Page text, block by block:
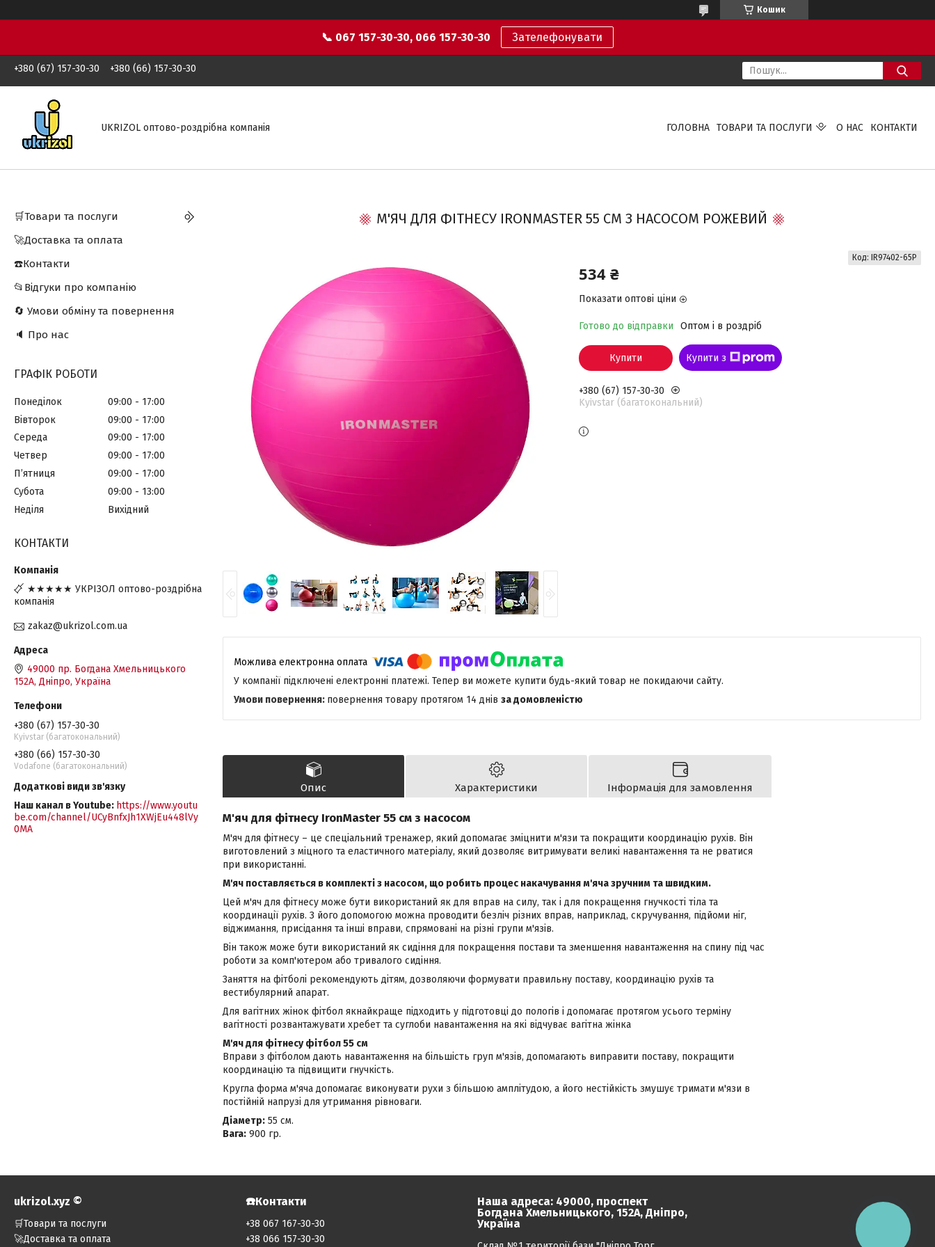
Кошик
📞 067 157-30-30, 066 157-30-30 Зателефонувати
+380 (67) 157-30-30 +380 (66) 157-30-30
UKRIZOL оптово-роздрібна компанія ГОЛОВНА ТОВАРИ ТА ПОСЛУГИ О НАС КОНТАКТИ
М'ЯЧ ДЛЯ ФІТНЕСУ IRONMASTER 55 СМ З НАСОСОМ РОЖЕВИЙ
534 ₴
Показати оптові ціни
Готово до відправки Оптом і в роздріб
Код: IR97402-65Р
Купити Купити з
+380 (67) 157-30-30
Kyivstar (багатокональний)
У компанії підключені електронні платежі. Тепер ви можете купити будь-який товар не покидаючи сайту.
повернення товару протягом 14 днів за домовленістю
Опис Характеристики Інформація для замовлення
М'яч для фітнесу IronMaster 55 см з насосом
М'яч для фітнесу – це спеціальний тренажер, який допомагає зміцнити м'язи та покращити координацію рухів. Він
виготовлений з міцного та еластичного матеріалу, який дозволяє витримувати великі навантаження та не рватися
при використанні.
М'яч поставляється в комплекті з насосом, що робить процес накачування м'яча зручним та швидким.
Цей м'яч для фітнесу може бути використаний як для вправ на силу, так і для покращення гнучкості тіла та
координації рухів. З його допомогою можна проводити безліч різних вправ, наприклад, скручування, підйоми ніг,
віджимання, присідання та інші вправи, спрямовані на різні групи м'язів.
Він також може бути використаний як сидіння для покращення постави та зменшення навантаження на спину під час
роботи за комп'ютером або тривалого сидіння.
Заняття на фітболі рекомендують дітям, дозволяючи формувати правильну поставу, координацію рухів та
вестибулярний апарат.
Для вагітних жінок фітбол якнайкраще підходить у підготовці до пологів і допомагає протягом усього терміну
вагітності розвантажувати хребет та суглоби навантаження на які відчуває вагітна жінка
М'яч для фітнесу фітбол 55 см
Вправи з фітболом дають навантаження на більшість груп м'язів, допомагають виправити поставу, покращити
координацію та підвищити гнучкість.
Кругла форма м'яча допомагає виконувати рухи з більшою амплітудою, а його нестійкість змушує тримати м'язи в
постійній напрузі для утримання рівноваги.
Діаметр: 55 см.
Вага: 900 гр.
🛒Товари та послуги
🚀Доставка та оплата
☎️Контакти
📂Відгуки про компанію
🔄 Умови обміну та повернення
🔈 Про нас
ГРАФІК РОБОТИ
Понеділок 09:00
17:00
Вівторок
09:00
17:00
Середа
09:00
17:00
Четвер
09:00
17:00
Пʼятниця
09:00
17:00
Субота
09:00
13:00
Неділя
Вихідний
КОНТАКТИ
★★★★★ УКРІЗОЛ оптово-роздрібна
компанія
zakaz@ukrizol.com.ua
49000 пр. Богдана Хмельницького
152А, Дніпро, Україна
+380 (67) 157-30-30
Kyivstar (багатокональний)
+380 (66) 157-30-30
Vodafone (багатокональний)
Наш канал в Youtube https://www.youtu
be.com/channel/UCyBnfxJh1XWjEu448lVy
0MA
ukrizol.xyz ©️
🛒Товари та послуги
🚀Доставка та оплата
☎️Контакти
+38 067 167-30-30
+38 066 157-30-30
Наша адреса: 49000, проспект
Богдана Хмельницького, 152А, Дніпро,
Україна